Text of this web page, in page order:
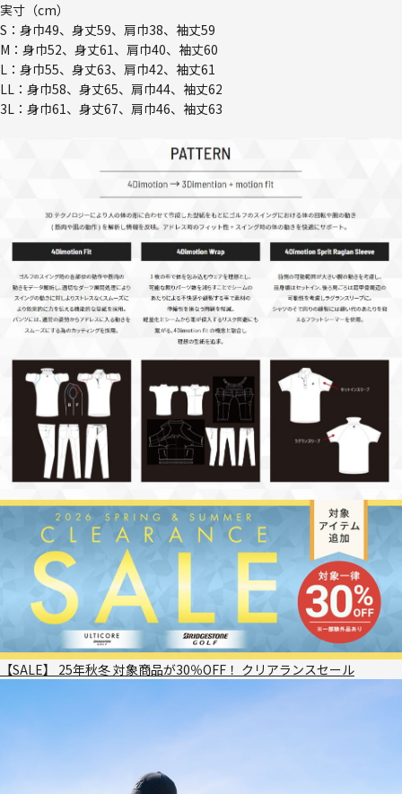
実寸（cm）
S：身巾49、身丈59、肩巾38、袖丈59
M：身巾52、身丈61、肩巾40、袖丈60
L：身巾55、身丈63、肩巾42、袖丈61
LL：身巾58、身丈65、肩巾44、袖丈62
3L：身巾61、身丈67、肩巾46、袖丈63
【SALE】 25年秋冬 対象商品が30％OFF！ クリアランスセール